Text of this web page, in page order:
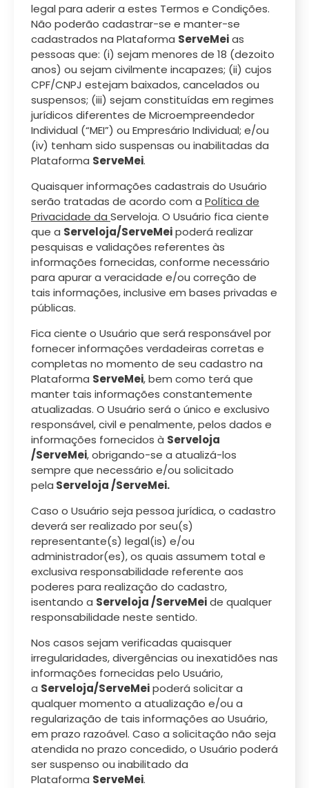
legal para aderir a estes Termos e Condições.
Não poderão cadastrar-se e manter-se
cadastrados na Plataforma ServeMeias
pessoas que: (i) sejam menores de 18 (dezoito
anos) ou sejam civilmente incapazes; (ii) cujos
CPF/CNPJ estejam baixados, cancelados ou
suspensos; (iii) sejam constituídas em regimes
jurídicos diferentes de Microempreendedor
Individual (“MEI”) ou Empresário Individual; e/ou
(iv) tenham sido suspensas ou inabilitadas da
Plataforma ServeMei.
Quaisquer informações cadastrais do Usuário
serão tratadas de acordo com a Política de
Privacidade da Serveloja. O Usuário fica ciente
que a Serveloja/ServeMeipoderá realizar
pesquisas e validações referentes às
informações fornecidas, conforme necessário
para apurar a veracidade e/ou correção de
tais informações, inclusive em bases privadas e
públicas.
Fica ciente o Usuário que será responsável por
fornecer informações verdadeiras corretas e
completas no momento de seu cadastro na
Plataforma ServeMei, bem como terá que
manter tais informações constantemente
atualizadas. O Usuário será o único e exclusivo
responsável, civil e penalmente, pelos dados e
informações fornecidos à Serveloja
/ServeMei, obrigando-se a atualizá-los
sempre que necessário e/ou solicitado
pela Serveloja /ServeMei.
Caso o Usuário seja pessoa jurídica, o cadastro
deverá ser realizado por seu(s)
representante(s) legal(is) e/ou
administrador(es), os quais assumem total e
exclusiva responsabilidade referente aos
poderes para realização do cadastro,
isentando a Serveloja /ServeMeide qualquer
responsabilidade neste sentido.
Nos casos sejam verificadas quaisquer
irregularidades, divergências ou inexatidões nas
informações fornecidas pelo Usuário,
a Serveloja/ServeMeipoderá solicitar a
qualquer momento a atualização e/ou a
regularização de tais informações ao Usuário,
em prazo razoável. Caso a solicitação não seja
atendida no prazo concedido, o Usuário poderá
ser suspenso ou inabilitado da
Plataforma ServeMei.